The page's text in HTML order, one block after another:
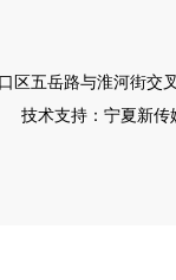
区五岳路与淮河街
技术支持：宁夏新传